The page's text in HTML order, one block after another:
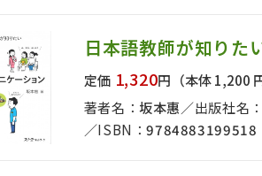
日本語教師が知りた
定価 1,320円 （本体 1,200
著者名：坂本惠 出版社名：
ISBN：9784883199518